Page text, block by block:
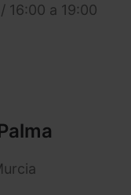
16:00 a 19:00